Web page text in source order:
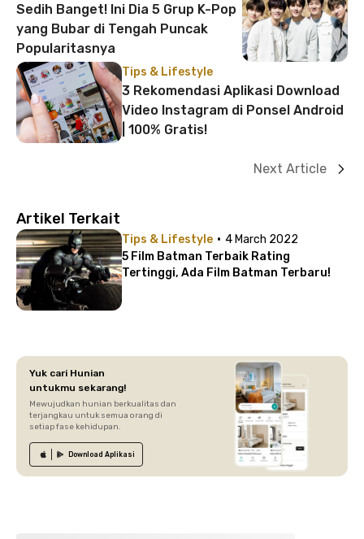
Sedih Banget! Ini Dia 5 Grup K-Pop
yang Bubar di Tengah Puncak
Popularitasnya
Tips & Lifestyle
3 Rekomendasi Aplikasi Download
Video Instagram di Ponsel Android
| 100% Gratis!
Next Article
Artikel Terkait
Tips & Lifestyle · 4 March 2022
5 Film Batman Terbaik Rating
Tertinggi, Ada Film Batman Terbaru!
Yuk cari Hunian
untukmu sekarang!
Mewujudkan hunian berkualitas dan
terjangkau untuk semua orang di
setiap fase kehidupan.
Download Aplikasi